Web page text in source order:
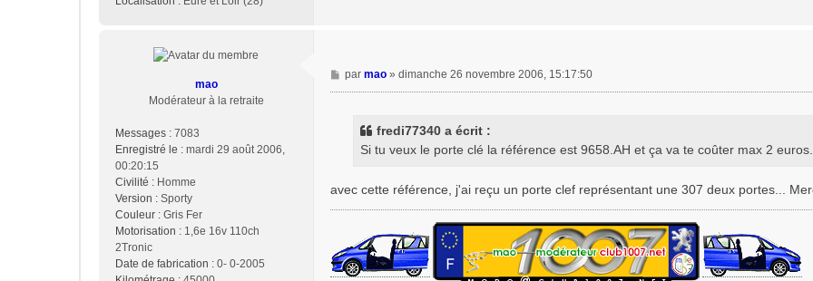
mao
Modérateur à la retraite
Messages : 7083
Enregistré le : mardi 29 août 2006,
00:20:15
Civilité : Homme
Version : Sporty
Couleur : Gris Fer
Motorisation : 1,6e 16v 110ch
2Tronic
Date de fabrication : 0- 0-2005
M
e
par mao» dimanche 26 novembre 2006, 15:17:50
fredi77340 a écrit :
Si tu veux le porte clé la référence est 9658.AH et ça va te coûter max 2 euros...
avec cette référence, j'ai reçu un porte clef représentant une 307 deux portes...